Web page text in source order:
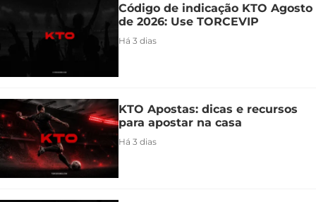
Código de indicação KTO Agosto
de 2026: Use TORCEVIP
Há 3 dias
KTO Apostas: dicas e recursos
para apostar na casa
Há 3 dias